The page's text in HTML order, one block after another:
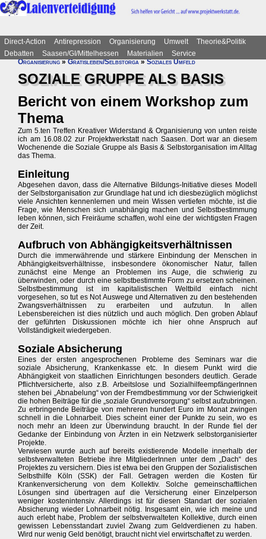
Direct-Action Antirepression Organisierung Umwelt
Theorie&Politik
Debatten
Saasen/GI/Mittelhessen Materialien
Service
Organisierung»Gratisleben/Selbstorga»Soziales Umfeld
SOZIALE GRUPPE ALS BASIS
Bericht von einem Workshop zum
Thema
Zum 5.ten Treffen Kreativer Widerstand & Organisierung von unten reiste
ich am 16.08.02 zur Projektwerkstatt nach Saasen. Dort war an diesem
Wochenende die Soziale Gruppe als Basis & Selbstorganisation im Alltag
das Thema.
Einleitung
Abgesehen davon, dass die Alternative Bildungs-Initiative dieses Modell
der Selbstorganisation zur Grundlage hat und ich diesbezüglich möglichst
viele Ansichten kennenlernen und mein Wissen vertiefen möchte, ist die
Frage, wie Menschen sich unabhängig machen und Selbstbestimmung
leben können, sich Freiräume schaffen, wohl eine der wichtigsten Fragen
der Zeit.
Aufbruch von Abhängigkeitsverhältnissen
Durch die immerwährende und stärkere Einbindung der Menschen in
Abhängigkeitsverhältnisse, insbesondere ökonomischer Natur, fallen
zunächst eine Menge an Problemen ins Auge, die schwierig zu
überwinden, oder durch eine selbstbestimmte Form zu ersetzen scheinen.
Selbstbestimmung ist im kapitalistischen Weltbild einfach nicht
vorgesehen, so tut es Not Auswege und Alternativen zu den bestehenden
Zwangsverhältnissen zu erarbeiten und aufzutun. In allen
Lebensbereichen ist dies nützlich und auch möglich. Den groben Ablauf
der geführten Diskussionen möchte ich hier ohne Anspruch auf
Vollständigkeit wiedergeben.
Soziale Absicherung
Eines der ersten angesprochenen Probleme des Seminars war die
soziale Absicherung, Krankenkasse etc. In diesem Punkt wird die
Abhängigkeit von staatlichen Einrichtungen besonders deutlich. Gerade
Pflichtversicherte, also z.B. Arbeitslose und SozialhilfeempfängerInnen
stehen bei „Abnabelung“ von der Fremdbestimmung vor der Schwierigkeit
die hohen Beiträge für die „soziale Grundversorgung“ selbst aufzubringen.
Zu erbringende Beiträge von mehreren hundert Euro im Monat zwingen
schnell in die Lohnarbeit. Dies scheint einer der Punkte zu sein, wo es
noch mehr an Ideen zur Überwindung braucht. In der Runde fiel der
Gedanke der Einbindung von Ärzten in ein Netzwerk selbstorganisierter
Projekte.
Verwiesen wurde auch auf bereits existierende Modelle innerhalb der
selbstverwalteten Betriebe ihre MitgliederInnen unter dem „Dach“ des
Projektes zu versichern. Dies ist etwa bei den Gruppen der Sozialistischen
Selbsthilfe Köln (SSK) der Fall. Getragen werden die Kosten für
Krankenversicherung von dem Kollektiv. Solche gemeinschaftlichen
Lösungen sind übertragen auf die Versicherung einer Einzelperson
weniger kostenintensiv. Allerdings ist für diesen Standart der sozialen
Absicherung wieder Lohnarbeit nötig. Insgesamt ein, wie ich meine und
auch erlebt habe, Problem der selbstverwalteten Kollektive, durch einen
gewissen Lebensstandart zuviel Zwang zum Geldverdienen zu haben.
Wird nur wenig Geld benötigt, braucht nicht viel erwirtschaftet zu werden.